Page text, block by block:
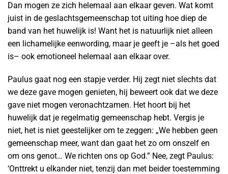
Dan mogen ze zich helemaal aan elkaar geven. Wat komt
juist in de geslachtsgemeenschap tot uiting hoe diep de
band van het huwelijk is! Want het is natuurlijk niet alleen
een lichamelijke eenwording, maar je geeft je –als het goed
is– ook emotioneel helemaal aan elkaar over.
Paulus gaat nog een stapje verder. Hij zegt niet slechts dat
we deze gave mogen genieten, hij beweert ook dat we deze
gave niet mogen veronachtzamen. Het hoort bij het
huwelijk dat je regelmatig gemeenschap hebt. Vergis je
niet, het is niet geestelijker om te zeggen: „We hebben geen
gemeenschap meer, want dan gaat het zo om onszelf en
om ons genot… We richten ons op God.” Nee, zegt Paulus:
‘Onttrekt u elkander niet, tenzij dan met beider toestemming